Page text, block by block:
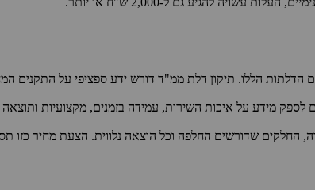
הללו. תיקון דלת ממ"ד דורש ידע ספציפי על התקנים
לספק מידע על איכות השירות, עמידה בזמנים, מקצועיות ותוצאה
שדורשים החלפה וכל הוצאה נלווית. הצעת מחיר כזו